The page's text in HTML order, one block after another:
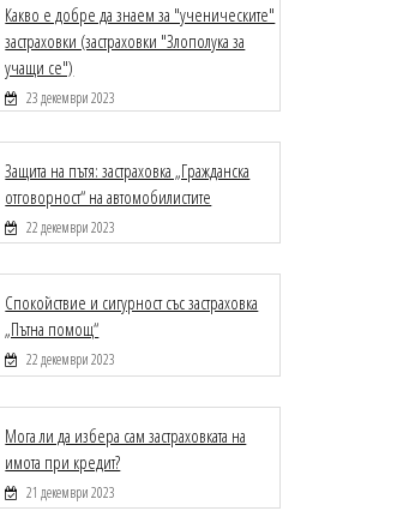
Какво е добре да знаем за "ученическите"
застраховки (застраховки "Злополука за
учащи се")
23 декември 2023
Защита на пътя: застраховка „Гражданска
отговорност“ на автомобилистите
22 декември 2023
Спокойствие и сигурност със застраховка
„Пътна помощ“
22 декември 2023
Мога ли да избера сам застраховката на
имота при кредит?
21 декември 2023